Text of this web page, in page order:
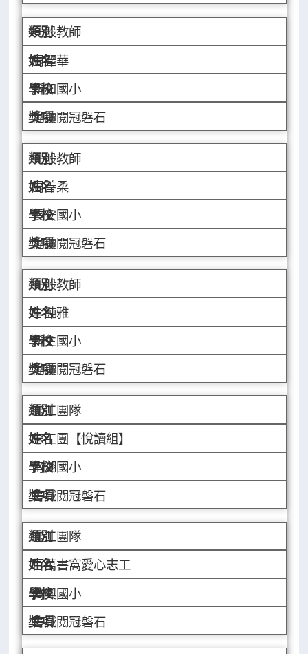
一般教師
周麗華
新和國小
悅讀閱冠磐石
一般教師
周善柔
長安國小
悅讀閱冠磐石
一般教師
李純雅
新生國小
悅讀閱冠磐石
志工團隊
志工團【悅讀組】
南湖國小
書城閱冠磐石
志工團隊
百萬書窩愛心志工
萬興國小
書城閱冠磐石